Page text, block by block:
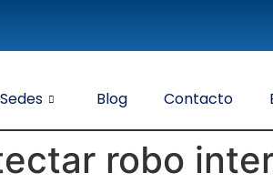
Sedes Blog Contacto
robo